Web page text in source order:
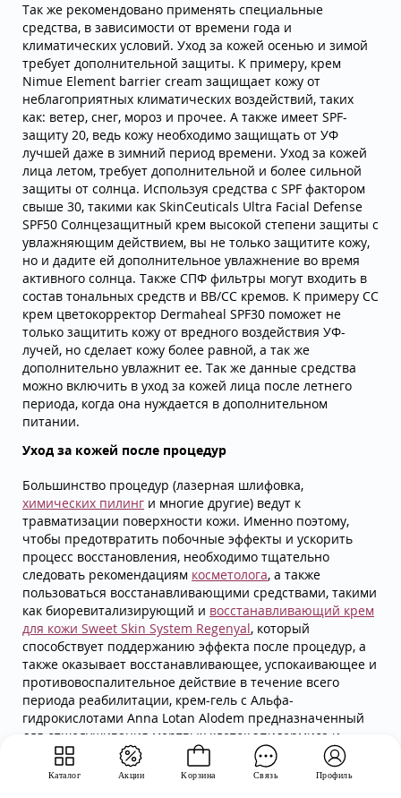
Каталог Акции Корзина Связь Профиль
Так же рекомендовано применять специальные
средства, в зависимости от времени года и
климатических условий. Уход за кожей осенью и зимой
требует дополнительной защиты. К примеру, крем
Nimue Element barrier cream защищает кожу от
неблагоприятных климатических воздействий, таких
как: ветер, снег, мороз и прочее. А также имеет SPF-
защиту 20, ведь кожу необходимо защищать от УФ
лучшей даже в зимний период времени. Уход за кожей
лица летом, требует дополнительной и более сильной
защиты от солнца. Используя средства с SPF фактором
свыше 30, такими как SkinCeuticals Ultra Facial Defense
SPF50 Солнцезащитный крем высокой степени защиты с
увлажняющим действием, вы не только защитите кожу,
но и дадите ей дополнительное увлажнение во время
активного солнца. Также СПФ фильтры могут входить в
состав тональных средств и BB/CC кремов. К примеру СС
крем цветокорректор Dermaheal SPF30 поможет не
только защитить кожу от вредного воздействия УФ-
лучей, но сделает кожу более равной, а так же
дополнительно увлажнит ее. Так же данные средства
можно включить в уход за кожей лица после летнего
периода, когда она нуждается в дополнительном
питании.
Уход за кожей после процедур
Большинство процедур (лазерная шлифовка,
химических пилинг и многие другие) ведут к
травматизации поверхности кожи. Именно поэтому,
чтобы предотвратить побочные эффекты и ускорить
процесс восстановления, необходимо тщательно
следовать рекомендациям косметолога, а также
пользоваться восстанавливающими средствами, такими
как биоревитализирующий и восстанавливающий крем
для кожи Sweet Skin System Regenyal, который
способствует поддержанию эффекта после процедур, а
также оказывает восстанавливающее, успокаивающее и
противовоспалительное действие в течение всего
периода реабилитации, крем-гель с Альфа-
гидрокислотами Anna Lotan Alodem предназначенный
для отшелушивания мертвых клеток эпидермиса и
активизации процессов обновления кожи и
многие
другие средства.